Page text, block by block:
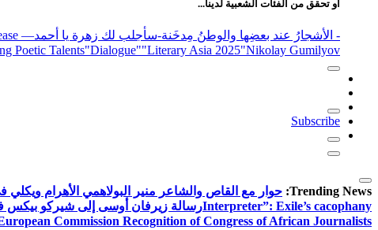
أو تحقق من الفئات الشعبية لدينا...
- الأشجارُ عند بعضِها والوطنُ مِدخَنة-سأجلب لك زهرة يا أحمد— Release
Poetic Talents"Dialogue""Literary Asia 2025"Nikolay Gumilyov و poet
Subscribe
Trending News: حوار مع القاص والشاعر منير البولاهمي الأهرام
Interpreter”: Exile’s cacophanyرسالة زيرفان أوسى إلى شيركو بيكس
Commission Recognition of Congress of African Journalists